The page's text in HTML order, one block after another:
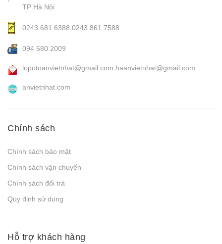
TP Hà Nội
0243.681 6388 0243.861 7588
094 580 2009
lopotoanvietnhat@gmail.com haanvietnhat@gmail.com
anvietnhat.com
Chính sách
Chính sách bảo mật
Chính sách vận chuyển
Chính sách đổi trả
Quy định sử dụng
Hỗ trợ khách hàng